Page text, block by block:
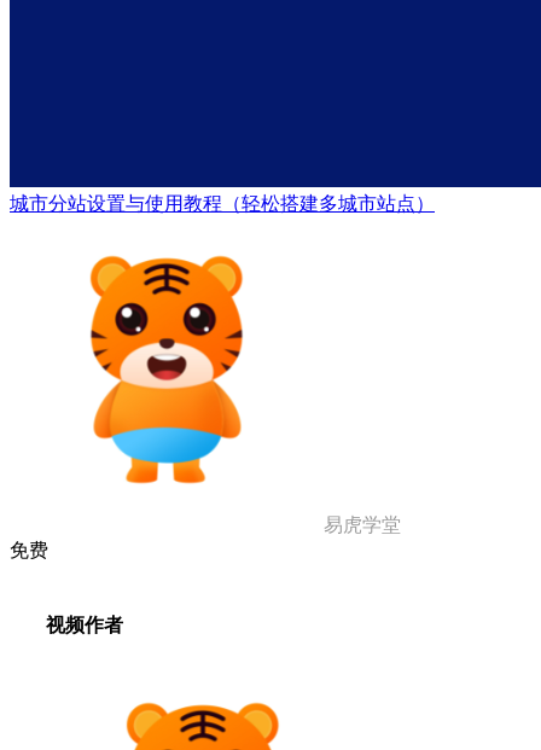
城市分站设置与使用教程（轻松搭建多城市站点）
易虎学堂
免费
视频作者